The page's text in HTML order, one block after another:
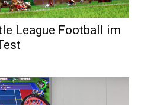
League Football im